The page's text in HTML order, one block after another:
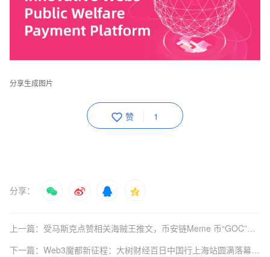
分享生成图片
赞 1
分享：
上一篇：受马斯克点赞相关海贼王推文，币安链Meme 币“GOC”短时上涨 115%！
下一篇：Web3魔都新征程：大树财经百日中国行上海站圆满落幕，MEME文化的东方觉醒点燃价值革命新篇章